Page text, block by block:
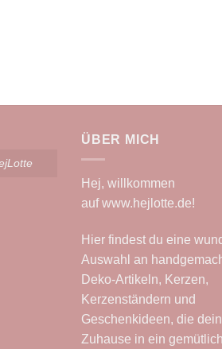
ÜBER MICH
Hej, willkommen
aufwww.hejlotte.de!
Hier findest du eine
Auswahl an
Deko-Artikeln, Kerzen,
Kerzenständern und
Geschenkideen, die dein
Zuhause in ein